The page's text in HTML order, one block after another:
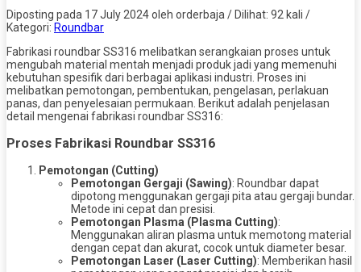
Diposting pada 17 July 2024 oleh orderbaja / Dilihat: 92 kali /
Kategori: Roundbar
Fabrikasi roundbar SS316 melibatkan serangkaian proses untuk
mengubah material mentah menjadi produk jadi yang memenuhi
kebutuhan spesifik dari berbagai aplikasi industri. Proses ini
melibatkan pemotongan, pembentukan, pengelasan, perlakuan
panas, dan penyelesaian permukaan. Berikut adalah penjelasan
detail mengenai fabrikasi roundbar SS316:
Proses Fabrikasi Roundbar SS316
Pemotongan (Cutting)
Pemotongan Gergaji (Sawing): Roundbar dapat
dipotong menggunakan gergaji pita atau gergaji bundar.
Metode ini cepat dan presisi.
Pemotongan Plasma (Plasma Cutting):
Menggunakan aliran plasma untuk memotong material
dengan cepat dan akurat, cocok untuk diameter besar.
Pemotongan Laser (Laser Cutting): Memberikan hasil